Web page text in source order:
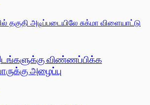
விண்ணப்பிக்க
அழைப்பு